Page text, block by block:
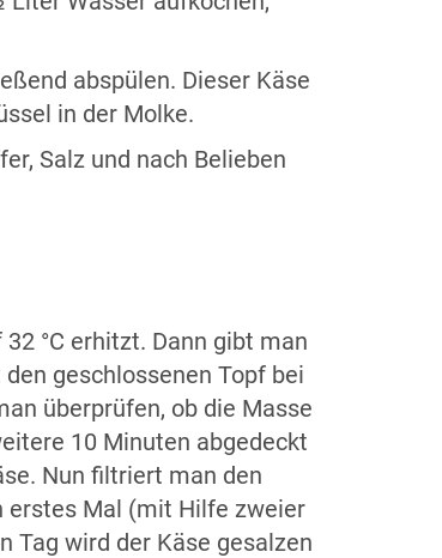
abspülen. Dieser Käse
in der Molke.
Salz und nach Belieben
°C erhitzt. Dann gibt man
geschlossenen Topf bei
überprüfen, ob die Masse
10 Minuten abgedeckt
Nun filtriert man den
erstes Mal (mit Hilfe zweier
Tag wird der Käse gesalzen